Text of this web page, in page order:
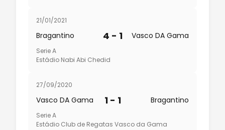
21/01/2021
Bragantino 4 - 1 Vasco DA Gama
Serie A
Estádio Nabi Abi Chedid
27/09/2020
Vasco DA Gama 1 - 1 Bragantino
Serie A
Estádio Club de Regatas Vasco da Gama